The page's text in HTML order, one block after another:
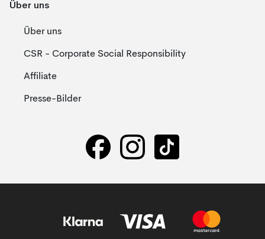
Über uns
Über uns
CSR - Corporate Social Responsibility
Affiliate
Presse-Bilder